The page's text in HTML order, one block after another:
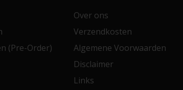
(Pre-Order)
Over ons
Verzendkosten
Algemene Voorwaarden
Disclaimer
Links